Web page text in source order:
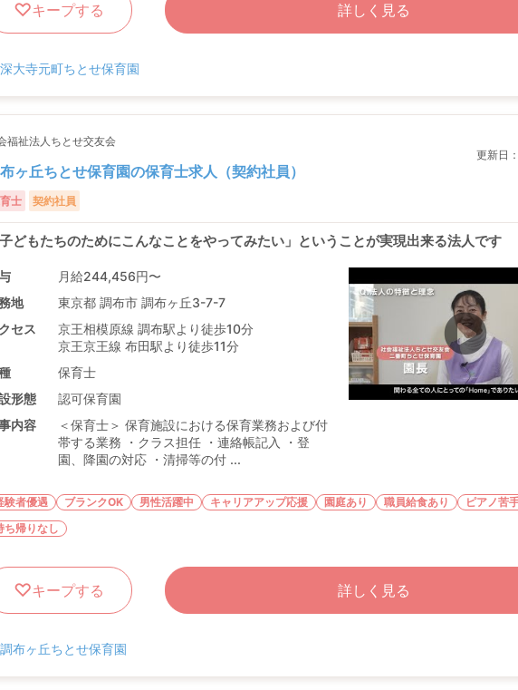
キープする 詳しく見る
深大寺元町ちとせ保育園
福祉法人ちとせ交友会
更新日：
ヶ丘ちとせ保育園の保育士求人（契約社員）
士 契約社員
子どもたちのためにこんなことをやってみたい」ということが実現出来る法人です
月給244,456円〜
地
東京都 調布市 調布ヶ丘3-7-7
セス
京王相模原線 調布駅より徒歩10分
京王京王線 布田駅より徒歩11分
保育士
形態
認可保育園
内容
＜保育士＞ 保育施設における保育業務および付
帯する業務 ・クラス担任 ・連絡帳記入 ・登
園、降園の対応 ・清掃等の付 ...
験者優遇 ブランクOK 男性活躍中 キャリアアップ応援 園庭あり 職員給食あり
ピアノ苦
ち帰りなし
キープする 詳しく見る
調布ヶ丘ちとせ保育園